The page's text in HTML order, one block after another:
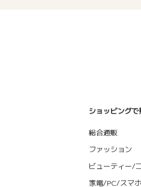
ショッピングで
総合通販
ファッション
ビューティー/
家電/PC/スマホ